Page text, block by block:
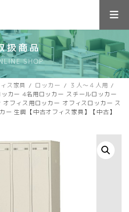
扱商品
SHOP
ス家具 ロッカー
３人～４人用
カー 4名用ロッカー スチールロッカー
フィス用ロッカー オフィスロッカー ス
ー 生興【中古オフィス家具】【中古】